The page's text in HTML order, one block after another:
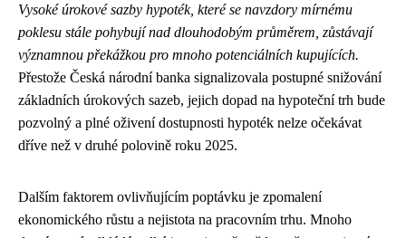
Vysoké úrokové sazby hypoték, které se navzdory mírnému
poklesu stále pohybují nad dlouhodobým průměrem, zůstávají
významnou překážkou pro mnoho potenciálních kupujících.
Přestože Česká národní banka signalizovala postupné snižování
základních úrokových sazeb, jejich dopad na hypoteční trh bude
pozvolný a plné oživení dostupnosti hypoték nelze očekávat
dříve než v druhé polovině roku 2025.
Dalším faktorem ovlivňujícím poptávku je zpomalení
ekonomického růstu a nejistota na pracovním trhu. Mnoho